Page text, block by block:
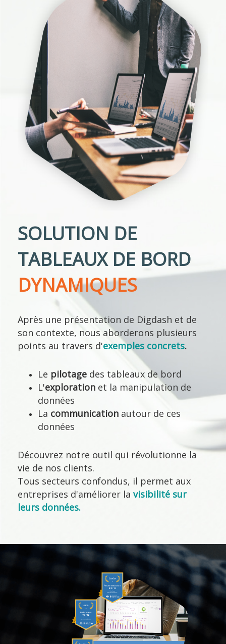
SOLUTION DE
TABLEAUX DE BORD
DYNAMIQUES
Après une présentation de Digdash et de
son contexte, nous aborderons plusieurs
points au travers d'exemples concrets.
Le pilotage des tableaux de bord
L'exploration et la manipulation de
données
La communication autour de ces
données
Découvrez notre outil qui révolutionne la
vie de nos clients.
Tous secteurs confondus, il permet aux
entreprises d'améliorer la visibilité sur
leurs données.